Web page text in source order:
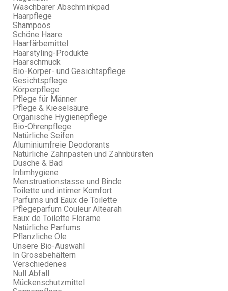
Waschbarer Abschminkpad
Haarpflege
Shampoos
Schöne Haare
Haarfärbemittel
Haarstyling-Produkte
Haarschmuck
Bio-Körper- und Gesichtspflege
Gesichtspflege
Körperpflege
Pflege für Männer
Pflege & Kieselsäure
Organische Hygienepflege
Bio-Ohrenpflege
Natürliche Seifen
Aluminiumfreie Deodorants
Natürliche Zahnpasten und Zahnbürsten
Dusche & Bad
Intimhygiene
Menstruationstasse und Binde
Toilette und intimer Komfort
Parfums und Eaux de Toilette
Pflegeparfum Couleur Altearah
Eaux de Toilette Florame
Natürliche Parfums
Pflanzliche Öle
Unsere Bio-Auswahl
In Grossbehältern
Verschiedenes
Null Abfall
Mückenschutzmittel